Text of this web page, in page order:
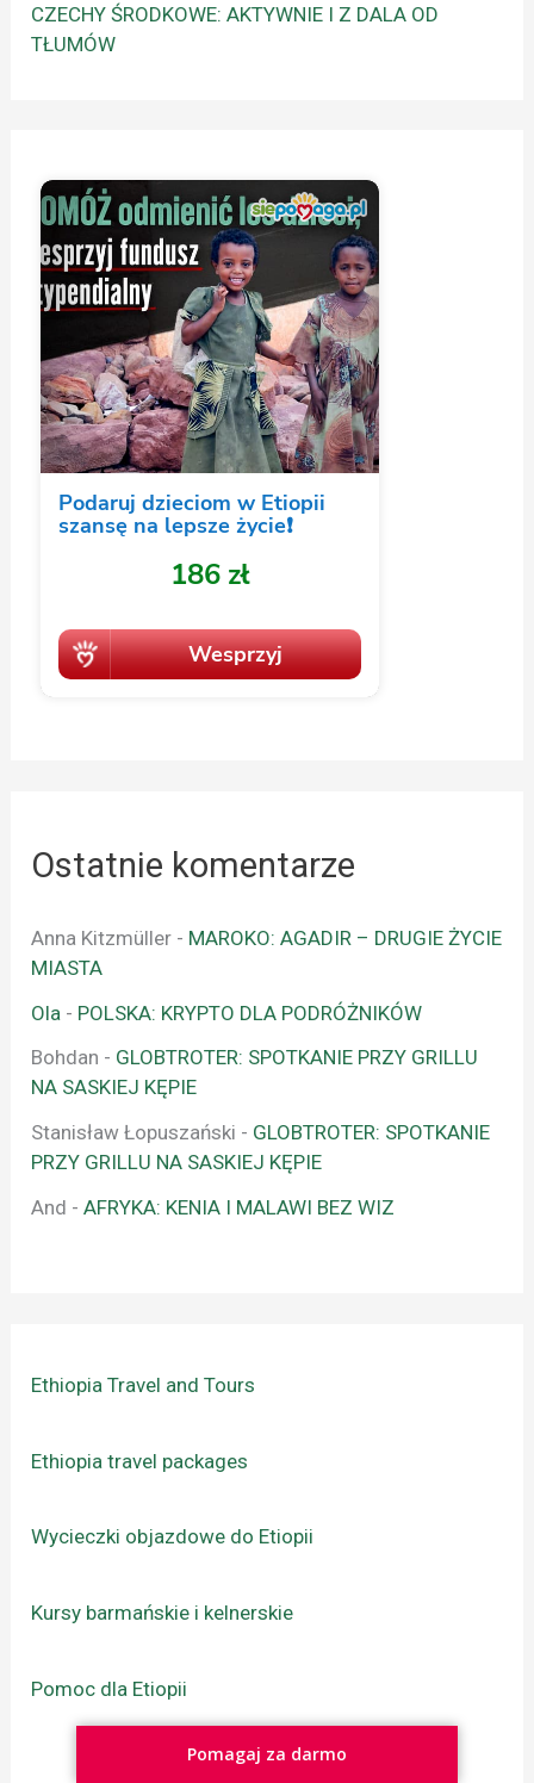
CZECHY ŚRODKOWE: AKTYWNIE I Z DALA OD
TŁUMÓW
Ostatnie komentarze
Anna Kitzmüller - MAROKO: AGADIR – DRUGIE ŻYCIE
MIASTA
Ola - POLSKA: KRYPTO DLA PODRÓŻNIKÓW
Bohdan - GLOBTROTER: SPOTKANIE PRZY GRILLU
NA SASKIEJ KĘPIE
Stanisław Łopuszański - GLOBTROTER: SPOTKANIE
PRZY GRILLU NA SASKIEJ KĘPIE
And -AFRYKA: KENIA I MALAWI BEZ WIZ
Ethiopia Travel and Tours
Ethiopia travel packages
Wycieczki objazdowe do Etiopii
Kursy barmańskie i kelnerskie
Pomoc dla Etiopii
Pomagaj za darmo